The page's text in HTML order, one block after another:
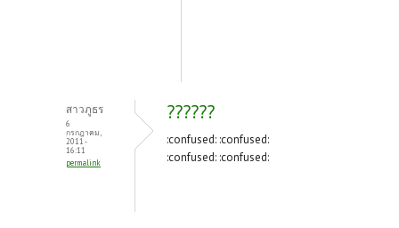
สาวภูธร
6
กรกฎาคม,
2011 -
16:11
permalink
??????
:confused: :confused:
:confused: :confused: